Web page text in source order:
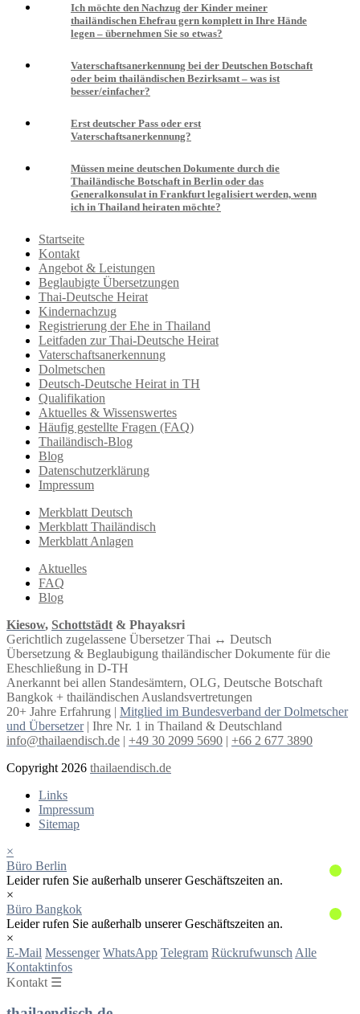
Ich möchte den Nachzug der Kinder meiner
thailändischen Ehefrau gern komplett in Ihre Hände
legen – übernehmen Sie so etwas?
Vaterschaftsanerkennung bei der Deutschen Botschaft
oder beim thailändischen Bezirksamt – was ist
besser/einfacher?
Erst deutscher Pass oder erst
Vaterschaftsanerkennung?
Müssen meine deutschen Dokumente durch die
Thailändische Botschaft in Berlin oder das
Generalkonsulat in Frankfurt legalisiert werden, wenn
ich in Thailand heiraten möchte?
Startseite
Kontakt
Angebot & Leistungen
Beglaubigte Übersetzungen
Thai-Deutsche Heirat
Kindernachzug
Registrierung der Ehe in Thailand
Leitfaden zur Thai-Deutsche Heirat
Vaterschaftsanerkennung
Dolmetschen
Deutsch-Deutsche Heirat in TH
Qualifikation
Aktuelles & Wissenswertes
Häufig gestellte Fragen (FAQ)
Thailändisch-Blog
Blog
Datenschutzerklärung
Impressum
Merkblatt Deutsch
Merkblatt Thailändisch
Merkblatt Anlagen
Aktuelles
FAQ
Blog
Kiesow, Schottstädt & Phayaksri
Gerichtlich zugelassene Übersetzer Thai ↔︎ Deutsch
Übersetzung & Beglaubigung thailändischer Dokumente für die
Eheschließung in D-TH
Anerkannt bei allen Standesämtern, OLG, Deutsche Botschaft
Bangkok + thailändischen Auslandsvertretungen
20+ Jahre Erfahrung | Mitglied im Bundesverband der Dolmetscher
und Übersetzer| Ihre Nr. 1 in Thailand & Deutschland
info@thailaendisch.de | +49 30 2099 5690 | +66 2 677 3890
Copyright 2026 thailaendisch.de
Links
Impressum
Sitemap
×
Büro Berlin
Leider rufen Sie außerhalb unserer Geschäftszeiten an.
×
Büro Bangkok
Leider rufen Sie außerhalb unserer Geschäftszeiten an.
×
E-Mail Messenger WhatsApp Telegram Rückrufwunsch Alle
Kontaktinfos
Kontakt ☰